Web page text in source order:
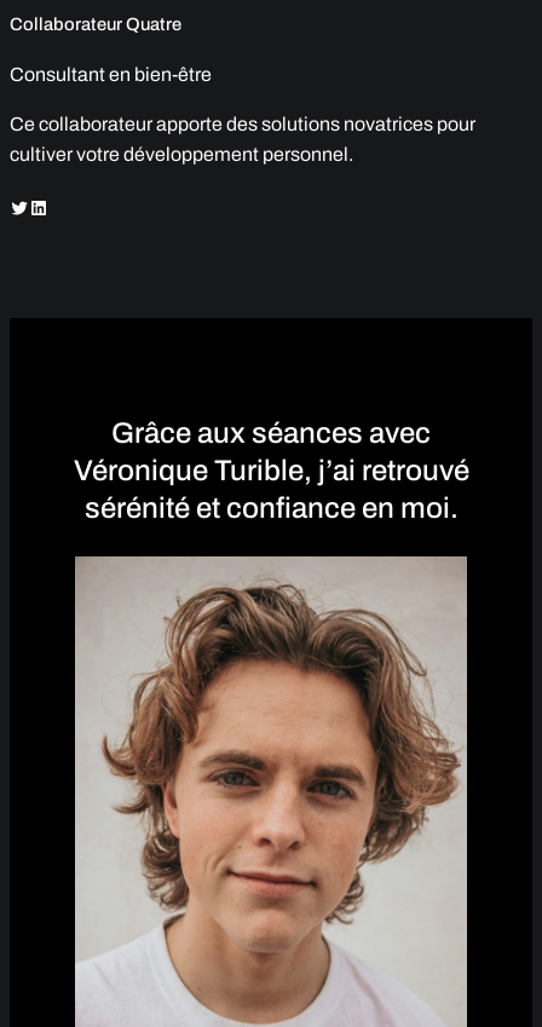
Collaborateur Quatre
Consultant en bien-être
Ce collaborateur apporte des solutions novatrices pour
cultiver votre développement personnel.
Twitter LinkedIn
Grâce aux séances avec
Véronique Turible, j’ai retrouvé
sérénité et confiance en moi.